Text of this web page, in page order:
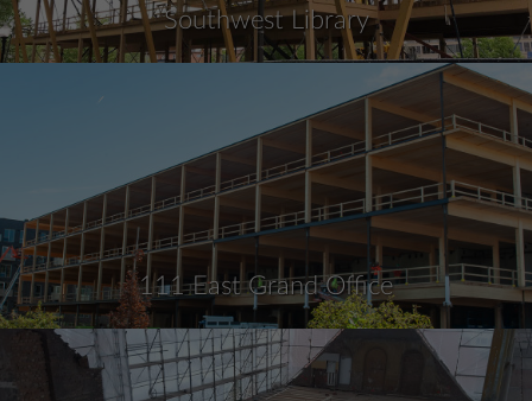
Southwest Library
111 East Grand Office